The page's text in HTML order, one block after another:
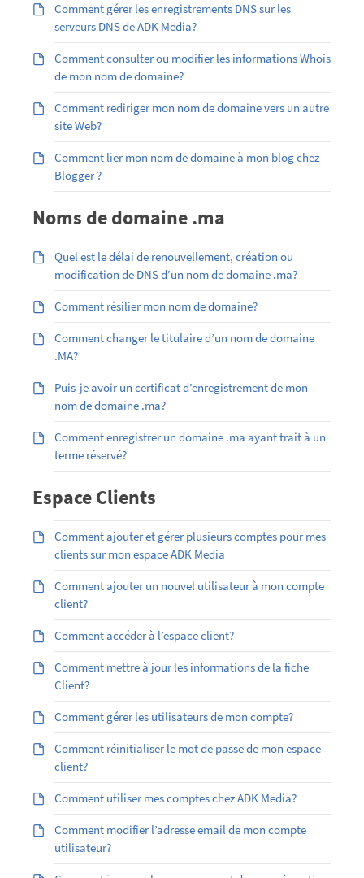
Comment gérer les enregistrements DNS sur les
serveurs DNS de ADK Media?
Comment consulter ou modifier les informations Whois
de mon nom de domaine?
Comment rediriger mon nom de domaine vers un autre
site Web?
Comment lier mon nom de domaine à mon blog chez
Blogger ?
Noms de domaine .ma
Quel est le délai de renouvellement, création ou
modification de DNS d’un nom de domaine .ma?
Comment résilier mon nom de domaine?
Comment changer le titulaire d’un nom de domaine
.MA?
Puis-je avoir un certificat d’enregistrement de mon
nom de domaine .ma?
Comment enregistrer un domaine .ma ayant trait à un
terme réservé?
Espace Clients
Comment ajouter et gérer plusieurs comptes pour mes
clients sur mon espace ADK Media
Comment ajouter un nouvel utilisateur à mon compte
client?
Comment accéder à l’espace client?
Comment mettre à jour les informations de la fiche
Client?
Comment gérer les utilisateurs de mon compte?
Comment réinitialiser le mot de passe de mon espace
client?
Comment utiliser mes comptes chez ADK Media?
Comment modifier l’adresse email de mon compte
utilisateur?